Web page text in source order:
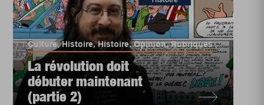
Culture,Histoire,Histoire,Opinion,Rubriques
La révolution doit
débuter maintenant
(partie 2)